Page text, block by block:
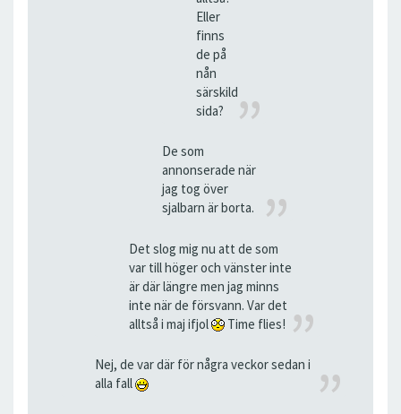
Eller
finns
de på
nån
särskild
sida?
De som
annonserade när
jag tog över
sjalbarn är borta.
Det slog mig nu att de som
var till höger och vänster inte
är där längre men jag minns
inte när de försvann. Var det
alltså i maj ifjol
Time flies!
Nej, de var där för några veckor sedan i
alla fall